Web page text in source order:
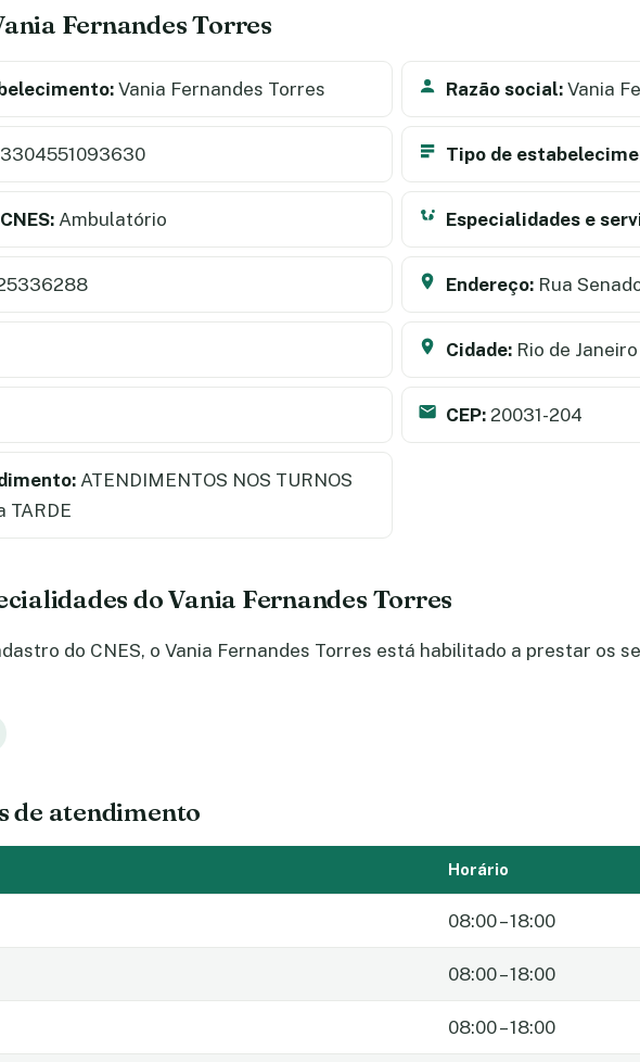
Fernandes Torres
Vania Fernandes Torres Razão social: Vania
3304551093630 Tipo de
Ambulatório Especialidades e
Endereço: Rua
Cidade: Rio de Janeiro
CEP: 20031-204
ATENDIMENTOS NOS TURNOS
TARDE
do Vania Fernandes Torres
do CNES, o Vania Fernandes Torres está habilitado a prestar os
de atendimento
Horário
08:00 – 18:00
08:00 – 18:00
08:00 – 18:00